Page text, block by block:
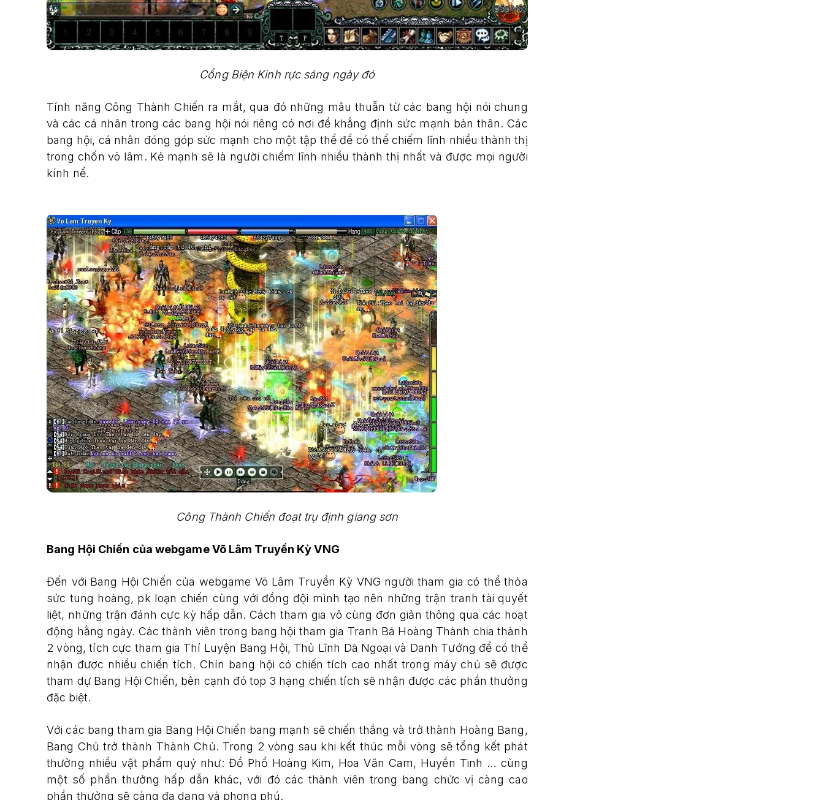
Cổng Biện Kinh rực sáng ngày đó
Tính năng Công Thành Chiến ra mắt, qua đó những mâu thuẫn từ các bang hội nói chung
và các cá nhân trong các bang hội nói riêng có nơi để khẳng định sức mạnh bản thân. Các
bang hội, cá nhân đóng góp sức mạnh cho một tập thể để có thể chiếm lĩnh nhiều thành thị
trong chốn võ lâm. Kẻ mạnh sẽ là người chiếm lĩnh nhiều thành thị nhất và được mọi người
kính nể.
Công Thành Chiến đoạt trụ định giang sơn
Bang Hội Chiến của webgame Võ Lâm Truyền Kỳ VNG
Đến với Bang Hội Chiến của webgame Võ Lâm Truyền Kỳ VNG người tham gia có thể thỏa
sức tung hoàng, pk loạn chiến cùng với đồng đội mình tạo nên những trận tranh tài quyết
liệt, những trận đánh cực kỳ hấp dẫn. Cách tham gia vô cùng đơn giản thông qua các hoạt
động hằng ngày. Các thành viên trong bang hội tham gia Tranh Bá Hoàng Thành chia thành
2 vòng, tích cực tham gia Thí Luyện Bang Hội, Thủ Lĩnh Dã Ngoại và Danh Tướng để có thể
nhận được nhiều chiến tích. Chín bang hội có chiến tích cao nhất trong máy chủ sẽ được
tham dự Bang Hội Chiến, bên cạnh đó top 3 hạng chiến tích sẽ nhận được các phần thưởng
đặc biệt.
Với các bang tham gia Bang Hội Chiến bang mạnh sẽ chiến thắng và trở thành Hoàng Bang,
Bang Chủ trở thành Thành Chủ. Trong 2 vòng sau khi kết thúc mỗi vòng sẽ tổng kết phát
thưởng nhiều vật phẩm quý như: Đồ Phổ Hoàng Kim, Hoa Văn Cam, Huyền Tinh … cùng
một số phần thưởng hấp dẫn khác, với đó các thành viên trong bang chức vị càng cao
phần thưởng sẽ càng đa dạng và phong phú.